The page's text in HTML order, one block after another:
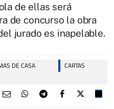
de ellas será
de concurso la obra
jurado es inapelable.
DE CASA
CARTAS